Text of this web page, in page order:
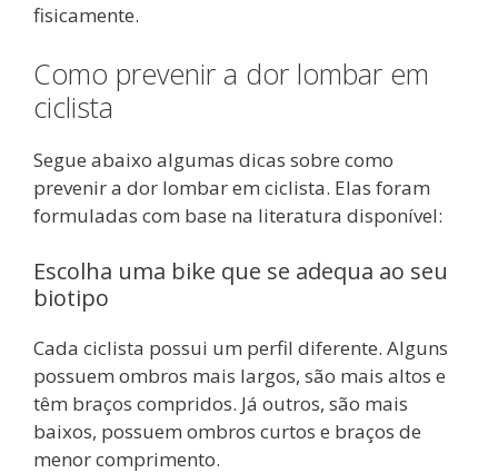
fisicamente.
Como prevenir a dor lombar em
ciclista
Segue abaixo algumas dicas sobre como
prevenir a dor lombar em ciclista. Elas foram
formuladas com base na literatura disponível:
Escolha uma bike que se adequa ao seu
biotipo
Cada ciclista possui um perfil diferente. Alguns
possuem ombros mais largos, são mais altos e
têm braços compridos. Já outros, são mais
baixos, possuem ombros curtos e braços de
menor comprimento.